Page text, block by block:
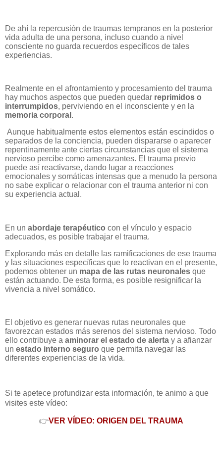
De ahí la repercusión de traumas tempranos en la posterior
vida adulta de una persona, incluso cuando a nivel
consciente no guarda recuerdos específicos de tales
experiencias.
Realmente en el afrontamiento y procesamiento del trauma
hay muchos aspectos que pueden quedar reprimidos o
interrumpidos, perviviendo en el inconsciente y en la
memoria corporal .
Aunque habitualmente estos elementos están escindidos o
separados de la conciencia, pueden dispararse o aparecer
repentinamente ante ciertas circunstancias que el sistema
nervioso percibe como amenazantes. El trauma previo
puede así reactivarse, dando lugar a reacciones
emocionales y somáticas intensas que a menudo la persona
no sabe explicar o relacionar con el trauma anterior ni con
su experiencia actual.
En un abordaje terapéutico con el vínculo y espacio
adecuados, es posible trabajar el trauma.
Explorando más en detalle las ramificaciones de ese trauma
y las situaciones específicas que lo reactivan en el presente,
podemos obtener un mapa de las rutas neuronales que
están actuando. De esta forma, es posible resignificar la
vivencia a nivel somático.
El objetivo es generar nuevas rutas neuronales que
favorezcan estados más serenos del sistema nervioso. Todo
ello contribuye a aminorar el estado de alerta y a afianzar
un estado interno seguro que permita navegar las
diferentes experiencias de la vida.
Si te apetece profundizar esta información, te animo a que
visites este vídeo:
👉VER VÍDEO: ORIGEN DEL TRAUMA